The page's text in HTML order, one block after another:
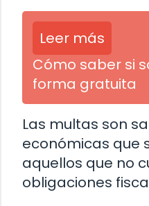
Leer más
Cómo saber si
forma gratuita
Las multas son
económicas que
aquellos que no
obligaciones